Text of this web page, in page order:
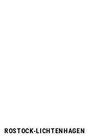
ROSTOCK-LICHTENHAGEN